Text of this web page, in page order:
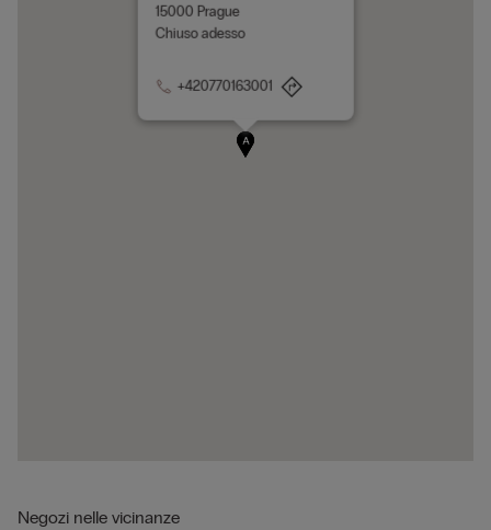
A
15000 Prague
Chiuso adesso
+420770163001
Negozi nelle vicinanze